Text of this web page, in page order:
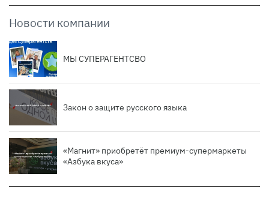
О нас
Команда
Контакты
Отзывы
АРЕНДНЫЙ БИЗНЕС
Новости компании
МЫ СУПЕРАГЕНТСВО
Закон о защите русского языка
«Магнит» приобретёт премиум-супермаркеты
«Азбука вкуса»